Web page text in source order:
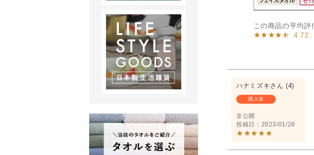
4.72
ハナミズキ 4
購入者
非公開
投稿日
2023/01/28